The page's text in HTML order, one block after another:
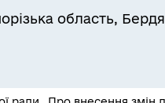
область,